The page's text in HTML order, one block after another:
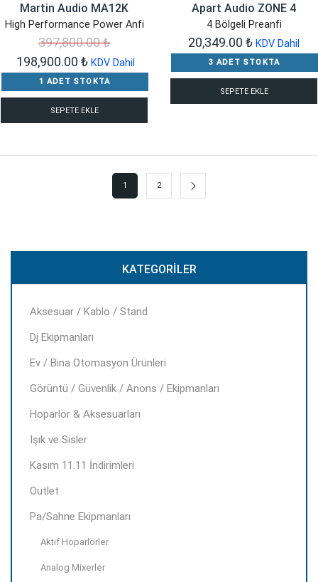
Martin Audio MA12K
High Performance Power Anfi
397,800.00₺
Orijinal
fiyat:
397,800.00 ₺.
198,900.00 ₺Şu
andaki
fiyat:
198,900.00 ₺.
KDV Dahil
1 ADET STOKTA
SEPETE EKLE
Apart Audio ZONE 4
4 Bölgeli Preanfi
20,349.00 ₺ KDV Dahil
3 ADET STOKTA
SEPETE EKLE
1 2
KATEGORILER
Aksesuar / Kablo / Stand
Dj Ekipmanları
Ev / Bina Otomasyon Ürünleri
Görüntü / Güvenlik / Anons / Ekipmanları
Hoparlör & Aksesuarları
Işık ve Sisler
Kasım 11.11 İndirimleri
Outlet
Pa/Sahne Ekipmanları
Aktif Hoparlörler
Analog Mixerler